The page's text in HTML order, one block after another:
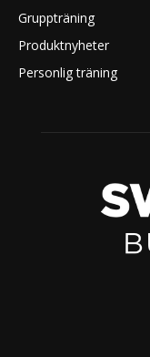
Gruppträning
Produktnyheter
Personlig träning